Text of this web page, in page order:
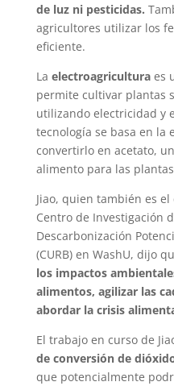
de luz ni pesticidas.
agricultores utilizar los
eficiente.
La electroagriculturaes
permite cultivar plantas
utilizando electricidad y
tecnología se basa en la
convertirlo en acetato,
alimento para las
Jiao, quien también es
Centro de Investigación
Descarbonización
(CURB) en WashU, dijo
los impactos
alimentos, agilizar las
abordar la crisis
El trabajo en curso de
de conversión de
que potencialmente